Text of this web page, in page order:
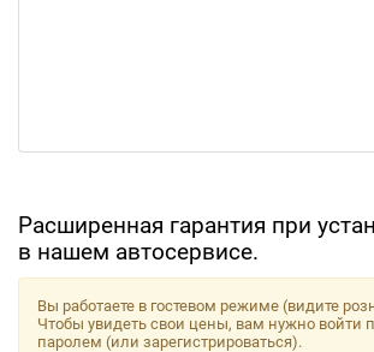
Расширенная гарантия при
в нашем автосервисе.
Вы работаете в гостевом режиме (видите
Чтобы увидеть свои цены, вам нужно войти
паролем (или зарегистрироваться).